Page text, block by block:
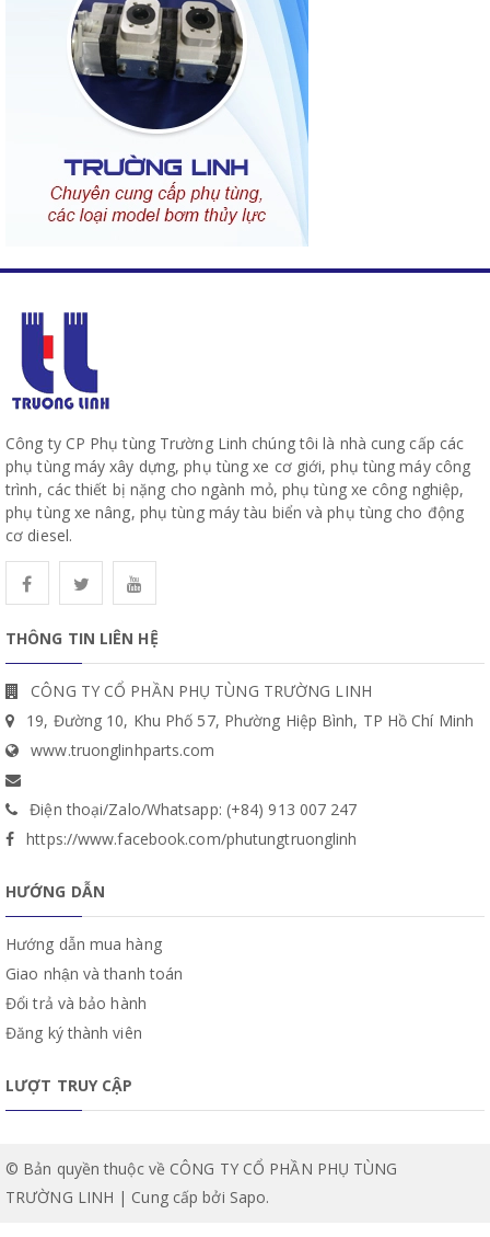
Công ty CP Phụ tùng Trường Linh chúng tôi là nhà cung cấp các
phụ tùng máy xây dựng, phụ tùng xe cơ giới, phụ tùng máy công
trình, các thiết bị nặng cho ngành mỏ, phụ tùng xe công nghiệp,
phụ tùng xe nâng, phụ tùng máy tàu biển và phụ tùng cho động
cơ diesel.
THÔNG TIN LIÊN HỆ
CÔNG TY CỔ PHẦN PHỤ TÙNG TRƯỜNG LINH
19, Đường 10, Khu Phố 57, Phường Hiệp Bình, TP Hồ Chí Minh
www.truonglinhparts.com
Điện thoại/Zalo/Whatsapp: (+84) 913 007 247
https://www.facebook.com/phutungtruonglinh
HƯỚNG DẪN
Hướng dẫn mua hàng
Giao nhận và thanh toán
Đổi trả và bảo hành
Đăng ký thành viên
LƯỢT TRUY CẬP
© Bản quyền thuộc về CÔNG TY CỔ PHẦN PHỤ TÙNG
TRƯỜNG LINH | Cung cấp bởi Sapo.